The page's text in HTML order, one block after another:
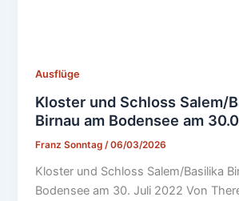
Ausflüge
Kloster und Schloss Salem/
Birnau am Bodensee am
Franz Sonntag/06/03/2026
Kloster und Schloss Salem/Basilika
Bodensee am 30. Juli 2022 Von